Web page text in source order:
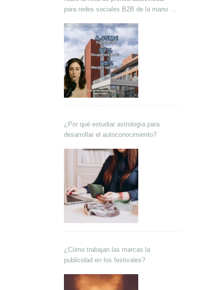
para redes sociales B2B de la mano de
¿Por qué estudiar astrología para
desarrollar el autoconocimiento?
¿Cómo trabajan las marcas la
publicidad en los festivales?